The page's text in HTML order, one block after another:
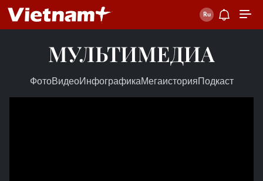
МУЛЬТИМЕДИА
ФотоВидеоИнфографикаМегаисторияПодкаст